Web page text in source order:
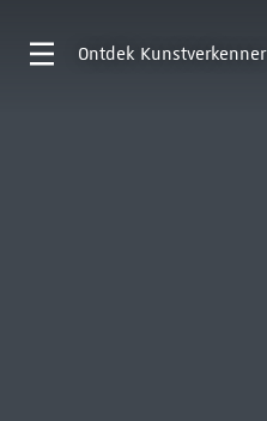
Ontdek Kunstverkenner